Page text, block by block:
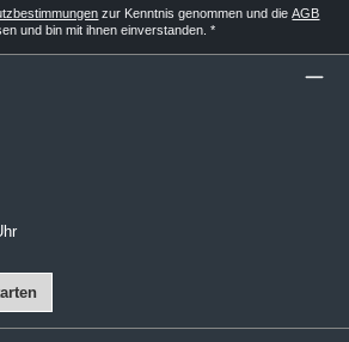
zur Kenntnis genommen und dieAGB
und bin mit ihnen einverstanden. *